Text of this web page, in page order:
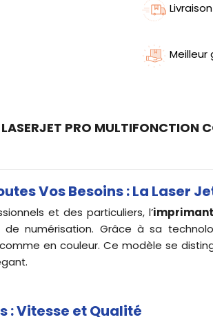
Meilleur
PRO MULTIFONCTION
Vos Besoins : La Laser
et des particuliers, l’
numérisation. Grâce à sa
en couleur. Ce modèle se
: Vitesse et Qualité